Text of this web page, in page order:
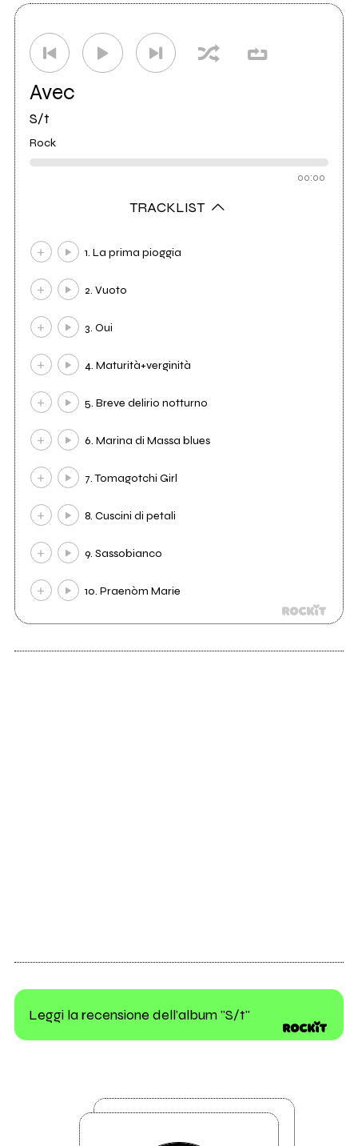
Avec
S/t
Rock
00:00
TRACKLIST
1. La prima pioggia
2. Vuoto
3. Oui
4. Maturità+verginità
5. Breve delirio notturno
6. Marina di Massa blues
7. Tomagotchi Girl
8. Cuscini di petali
9. Sassobianco
10. Praenòm Marie
Leggi la recensione dell'album "S/t"